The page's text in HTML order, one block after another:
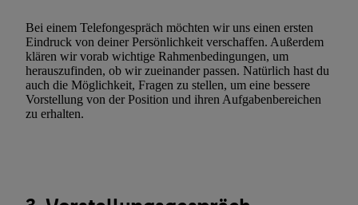
Bei einem Telefongespräch möchten wir uns einen ersten
Eindruck von deiner Persönlichkeit verschaffen. Außerdem
klären wir vorab wichtige Rahmenbedingungen, um
herauszufinden, ob wir zueinander passen. Natürlich hast du
auch die Möglichkeit, Fragen zu stellen, um eine bessere
Vorstellung von der Position und ihren Aufgabenbereichen
zu erhalten.
(„consenthub“)oder über „Anpassen“/„Nutzung der
Utiq-Technologie für digitales Marketing“ am unteren Ende
(nur für die Lidl-Dienste) widerrufen. Weitere Informationen
denDatenschutzbestimmungen von Utiq .
Durch einen Klick auf „Ablehnen“ können Sie nur den Einsatz
Techniken zulassen. Durch einen Klick auf „Zustimmen“
widerrufen, finden Sie in unseren
Datenschutzbestimmungen